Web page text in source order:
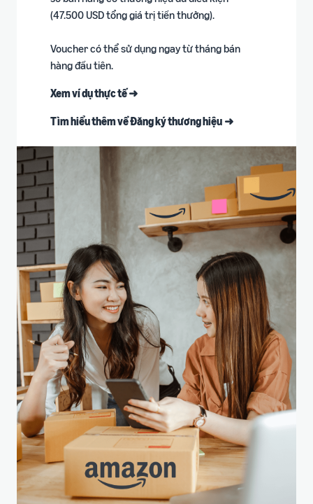
(47.500 USD tổng giá trị tiền thưởng).
Voucher có thể sử dụng ngay từ tháng bán
hàng đầu tiên.​
Xem ví dụ thực tế ➜
Tìm hiểu thêm về Đăng ký thương hiệu ➜